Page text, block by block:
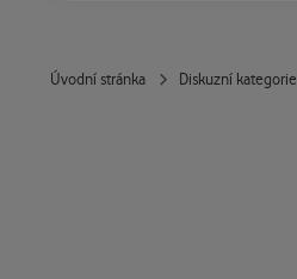
Úvodní stránka Diskuzní kategorie